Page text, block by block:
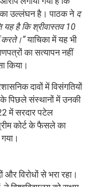
का उल्लंघन है। पाठक ने द
यह है कि श्रीवास्तव 10
करते।”याचिका में यह भी
का सत्यापन नहीं
किया।
दावों में विसंगतियों
पिछले संस्थानों में उनकी
में सरदार पटेल
कोर्ट के फैसले का
और विरोधों से भरा रहा।